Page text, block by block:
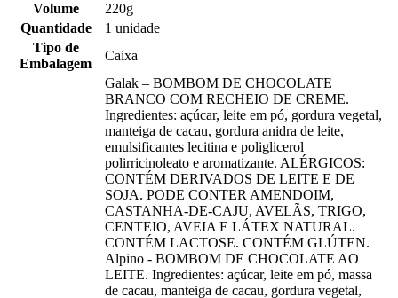
Volume
220g
Quantidade
1 unidade
Tipo de
Embalagem
Caixa
Galak – BOMBOM DE CHOCOLATE
BRANCO COM RECHEIO DE CREME.
Ingredientes: açúcar, leite em pó, gordura vegetal,
manteiga de cacau, gordura anidra de leite,
emulsificantes lecitina e poliglicerol
polirricinoleato e aromatizante. ALÉRGICOS:
CONTÉM DERIVADOS DE LEITE E DE
SOJA. PODE CONTER AMENDOIM,
CASTANHA-DE-CAJU, AVELÃS, TRIGO,
CENTEIO, AVEIA E LÁTEX NATURAL.
CONTÉM LACTOSE. CONTÉM GLÚTEN.
Alpino - BOMBOM DE CHOCOLATE AO
LEITE. Ingredientes: açúcar, leite em pó, massa
de cacau, manteiga de cacau, gordura vegetal,